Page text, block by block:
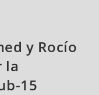
y Rocío
la
15